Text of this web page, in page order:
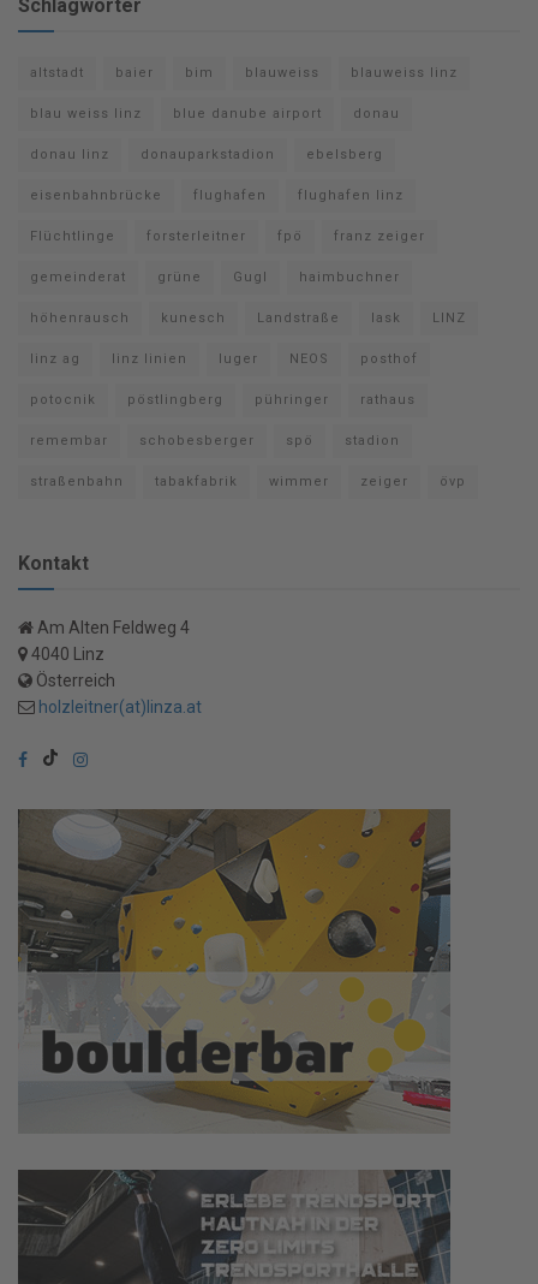
Schlagwörter
altstadt baier bim blauweiss blauweiss linz
blau weiss linz blue danube airport donau
donau linz donauparkstadion ebelsberg
eisenbahnbrücke flughafen flughafen linz
Flüchtlinge forsterleitner fpö franz zeiger
gemeinderat grüne Gugl haimbuchner
höhenrausch kunesch Landstraße lask LINZ
linz ag linz linien luger NEOS posthof
potocnik pöstlingberg pühringer rathaus
remembar schobesberger spö stadion
straßenbahn tabakfabrik wimmer zeiger övp
Kontakt
Am Alten Feldweg 4
4040 Linz
Österreich
holzleitner(at)linza.at